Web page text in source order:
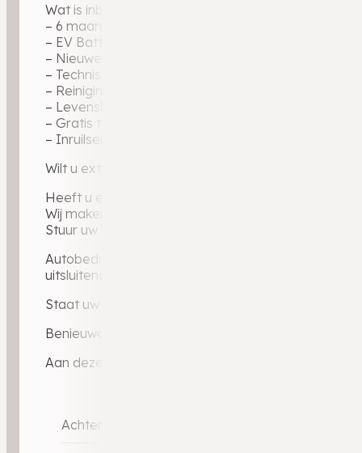
Wat is inbegrepen bij de aflevering?
– 6 maanden garantie op motor en versnellingsbak
– EV Battery Certification Report
– Nieuwe APK-keuring, zodat u direct de weg op
– Technische voertuigcheck voor optimale
– Reiniging binnen en buiten
– Levenslange garantie op geleverde tellerstand
– Gratis tenaamstelling
– Inruilservice bij overstap naar uw volgende auto
Wilt u extra zekerheid? Ons uitgebreide BOVAG-
Heeft u een auto in te ruilen?
Wij maken graag een vrijblijvende inruilwaarde voor
Stuur uw foto’s via WhatsApp naar 0546 – 721 024
Autobedrijf Weldam — BOVAG-dealer sinds 2010,
uitsluitend via dealerkanalen: elke auto
Staat uw ideale auto er niet bij? Via ons
Benieuwd naar ervaringen van andere klanten?
Aan deze advertentie kunnen geen rechten
Achterbank in delen neerklapbaar